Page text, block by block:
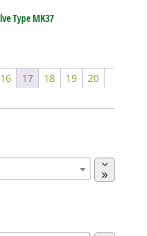
Type MK37
16 17 18 19
20